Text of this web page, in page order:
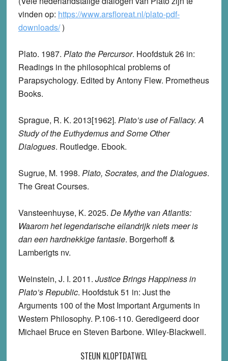
vinden op: https://www.arsfloreat.nl/plato-pdf-
downloads/)
Plato. 1987. Plato the Percursor. Hoofdstuk 26 in:
Readings in the philosophical problems of
Parapsychology. Edited by Antony Flew. Prometheus
Books.
Sprague, R. K. 2013[1962]. Plato’s use of Fallacy. A
Study of the Euthydemus and Some Other
Dialogues. Routledge. Ebook.
Sugrue, M. 1998. Plato, Socrates, and the Dialogues.
The Great Courses.
Vansteenhuyse, K. 2025. De Mythe van Atlantis:
Waarom het legendarische eilandrijk niets meer is
dan een hardnekkige fantasie. Borgerhoff &
Lamberigts nv.
Weinstein, J. I. 2011. Justice Brings Happiness in
Plato’s Republic. Hoofdstuk 51 in: Just the
Arguments 100 of the Most Important Arguments in
Western Philosophy. P.106-110. Geredigeerd door
Michael Bruce en Steven Barbone. Wiley-Blackwell.
STEUN KLOPTDATWEL